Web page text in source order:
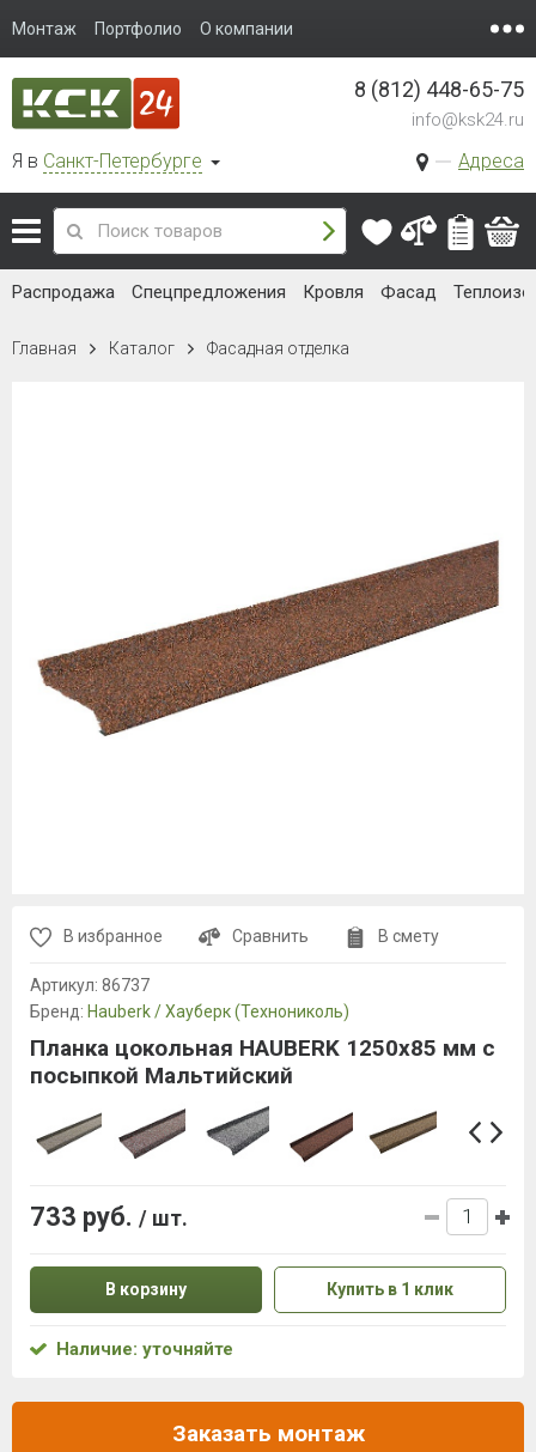
Монтаж Портфолио О компании
Я в Санкт-Петербурге Адреса
8 (812) 448-65-75
info@ksk24.ru
Распродажа Спецпредложения Кровля Фасад
Главная Каталог Фасадная отделка
В избранное Сравнить В смету
Артикул: 86737
Бренд: Hauberk / Хауберк (Технониколь)
Планка цокольная HAUBERK 1250х85 мм с
посыпкой Мальтийский
733 руб. / шт.
В корзину Купить в 1 клик
Наличие: уточняйте
Заказать монтаж